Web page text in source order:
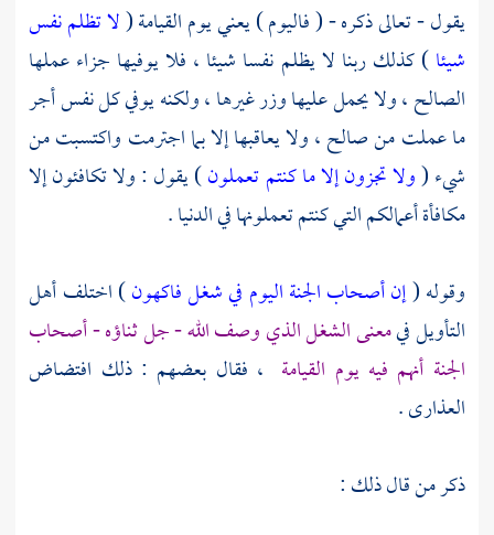
يقول - تعالى ذكره - ( فاليوم ) يعني يوم القيامة (لا تظلم نفس
شيئا) كذلك ربنا لا يظلم نفسا شيئا ، فلا يوفيها جزاء عملها
الصالح ، ولا يحمل عليها وزر غيرها ، ولكنه يوفي كل نفس أجر
ما عملت من صالح ، ولا يعاقبها إلا بما اجترمت واكتسبت من
شيء (ولا تجزون إلا ما كنتم تعملون) يقول : ولا تكافئون إلا
مكافأة أعمالكم التي كنتم تعملونها في الدنيا .
وقوله (إن أصحاب الجنة اليوم في شغل فاكهون) اختلف أهل
التأويل فيمعنى الشغل الذي وصف الله - جل ثناؤه - أصحاب
الجنة أنهم فيه يوم القيامة ، فقال بعضهم : ذلك افتضاض
العذارى .
ذكر من قال ذلك :